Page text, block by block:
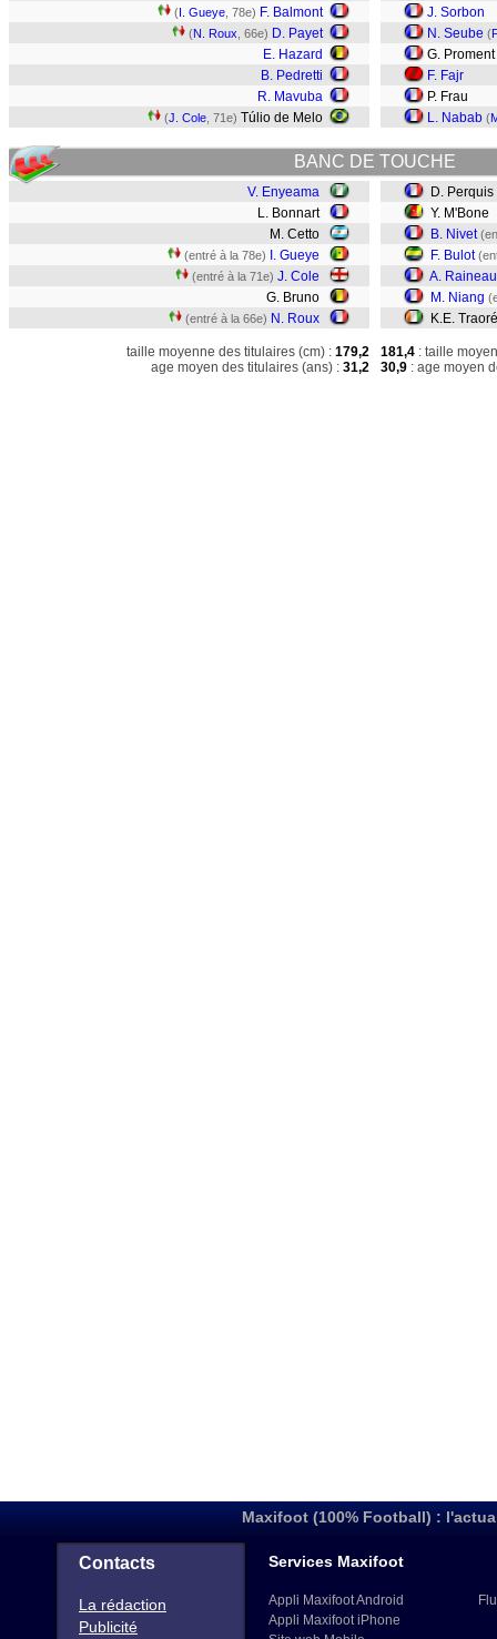
(I. Gueye , 78e) F. Balmont
(N. Roux , 66e) D. Payet
E. Hazard
B. Pedretti
R. Mavuba
(J. Cole , 71e) Túlio de Melo
J. Sorbon
N. Seube (
G. Proment
F. Fajr
P. Frau
L. Nabab (
BANC DE TOUCHE
V. Enyeama
L. Bonnart
M. Cetto
(entré à la 78e) I. Gueye
(entré à la 71e) J. Cole
G. Bruno
(entré à la 66e) N. Roux
taille moyenne des titulaires (cm) : 179,2
age moyen des titulaires (ans) : 31,2
D. Perquis
Y. M'Bone
B. Nivet
F. Bulot
A. Raineau
M. Niang
K.E. Traoré
181,4 : taille
30,9 : age moyen
Maxifoot (100% Football) :
Contacts
La rédaction
Publicité
Services Maxifoot
Appli Maxifoot Android
Appli Maxifoot iPhone